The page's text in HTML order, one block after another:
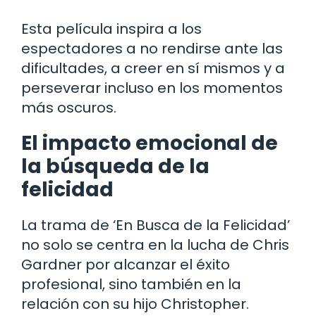
Esta película inspira a los
espectadores a no rendirse ante las
dificultades, a creer en sí mismos y a
perseverar incluso en los momentos
más oscuros.
El impacto emocional de
la búsqueda de la
felicidad
La trama de ‘En Busca de la Felicidad’
no solo se centra en la lucha de Chris
Gardner por alcanzar el éxito
profesional, sino también en la
relación con su hijo Christopher.